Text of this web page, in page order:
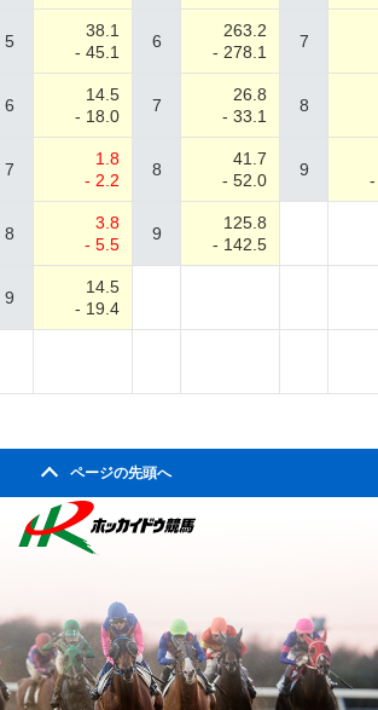
5
38.1
- 45.1
6
263.2
- 278.1
7
6
14.5
- 18.0
7
26.8
- 33.1
8
7
1.8
- 2.2
8
41.7
- 52.0
9
8
3.8
- 5.5
9
125.8
- 142.5
9
14.5
- 19.4
ページの先頭へ